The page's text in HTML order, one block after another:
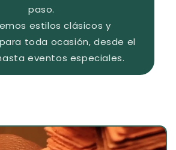
paso.
estilos clásicos y
toda ocasión, desde el
eventos especiales.